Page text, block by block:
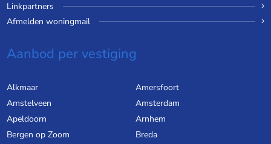
Linkpartners
Afmelden woningmail
Aanbod per vestiging
Alkmaar
Amersfoort
Amstelveen
Amsterdam
Apeldoorn
Arnhem
Bergen op Zoom
Breda